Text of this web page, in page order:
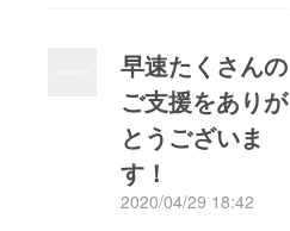
すが、飲食店の営業時
間拡大・登校の開始な
ど少しずつですが先が
見える状況になってま
いりました。 しか
早速たくさんの
ご支援をありが
とうございま
す！
2020/04/29 18:42